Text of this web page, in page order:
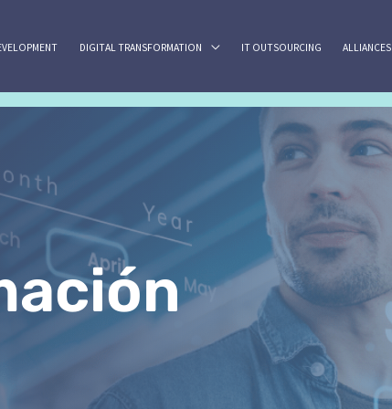
DIGITAL TRANSFORMATION IT OUTSOURCING ALLIANCES